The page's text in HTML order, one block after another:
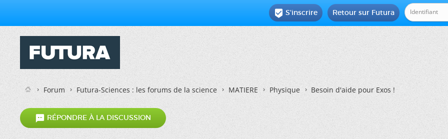
Retour sur Futura
 S'inscrire
Forum Futura-Sciences : les forums de la science MATIERE Physique Besoin d'aide pour Exos !
 RÉPONDRE À LA DISCUSSION